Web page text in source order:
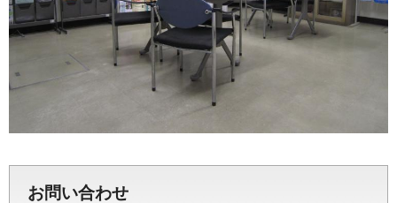
お問い合わせ